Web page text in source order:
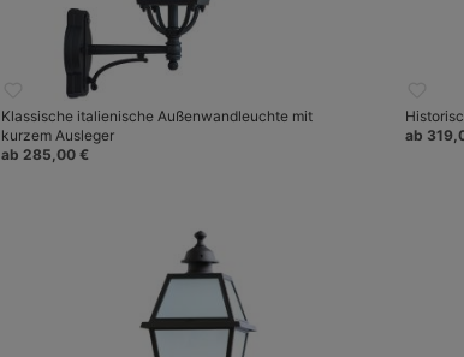
Klassische italienische Außenwandleuchte mit
kurzem Ausleger
ab 285,00 €
ab